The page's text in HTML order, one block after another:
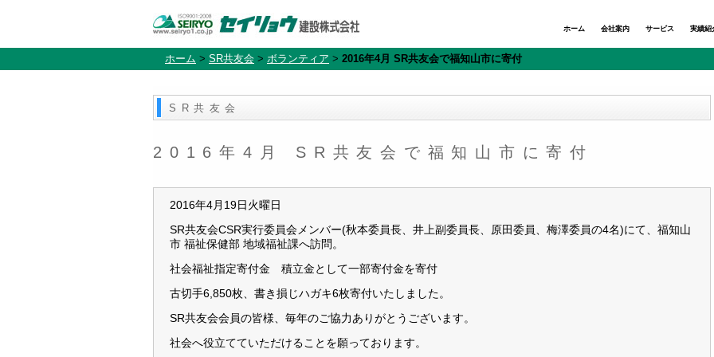
ホーム 会社案内 サービス 実績紹
ホーム > SR共友会 > ボランティア > 2016年4月 SR共友会で福知山市に寄付
SR共友会
2016年4月 SR共友会で福知山市に寄付
2016年4月19日火曜日
SR共友会CSR実行委員会メンバー(秋本委員長、井上副委員長、原田委員、梅澤委員の4名)にて、福知山
市 福祉保健部 地域福祉課へ訪問。
社会福祉指定寄付金 積立金として一部寄付金を寄付
古切手6,850枚、書き損じハガキ6枚寄付いたしました。
SR共友会会員の皆様、毎年のご協力ありがとうございます。
社会へ役立てていただけることを願っております。